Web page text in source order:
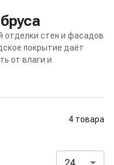
отделки стен и фасадов
покрытие даёт
от влаги и
4 товара
фильтры
24